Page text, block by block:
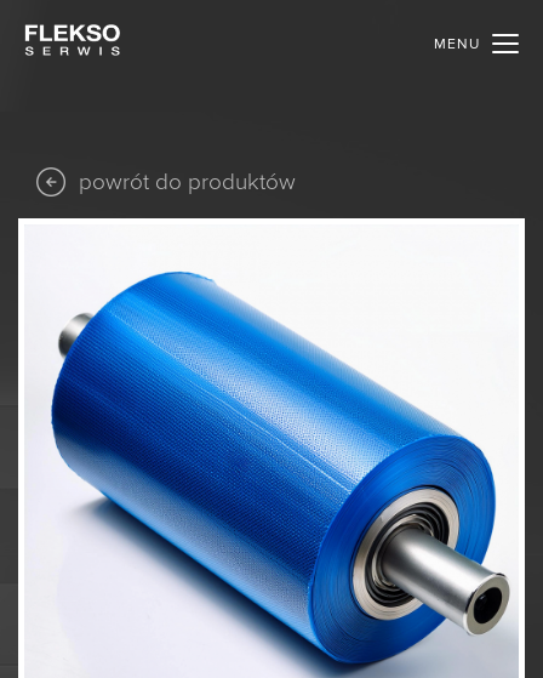
MENU
powrót do produktów